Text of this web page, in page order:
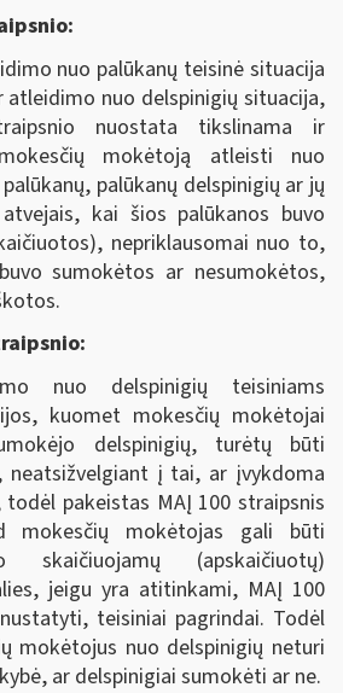
nuo palūkanų teisinė situacija
nuo delspinigių situacija,
nuostata tikslinama ir
mokėtoją atleisti nuo
palūkanų delspinigių ar jų
kai šios palūkanos buvo
nepriklausomai nuo to,
sumokėtos ar nesumokėtos,
nuo delspinigių teisiniams
kuomet mokesčių mokėtojai
delspinigių, turėtų būti
neatsižvelgiant į tai, ar įvykdoma
pakeistas MAĮ 100 straipsnis
mokesčių mokėtojas gali būti
skaičiuojamų (apskaičiuotų)
jeigu yra atitinkami, MAĮ 100
teisiniai pagrindai. Todėl
mokėtojus nuo delspinigių neturi
ar delspinigiai sumokėti ar ne.